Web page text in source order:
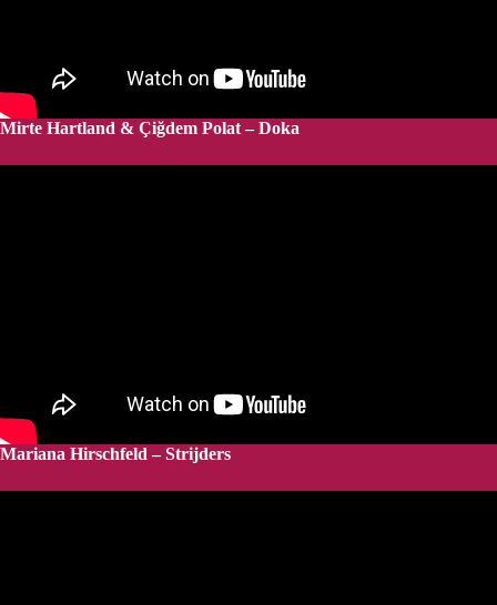
Mirte Hartland & Çiğdem Polat – Doka
Mariana Hirschfeld – Strijders